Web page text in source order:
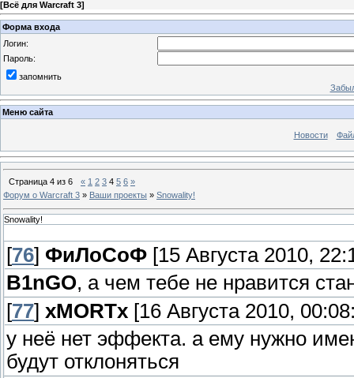
[Всё для Warcraft 3]
Форма входа
Логин:
Пароль:
запомнить
Меню сайта
Новости
Страница 4 из 6 « 1 2 3 4 5 6 »
Форум о Warcraft 3 » Ваши проекты » Snowality!
Snowality!
[76] ФиЛоСоФ [15 Августа 2010,
B1nGO, а чем тебе не нравится
[77] xMORTx [16 Августа 2010,
у неё нет эффекта. а ему нужно
будут отклоняться